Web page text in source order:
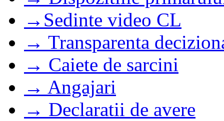
→Sedinte video CL
→ Transparenta
→ Caiete de sarcini
→ Angajari
→ Declaratii de avere